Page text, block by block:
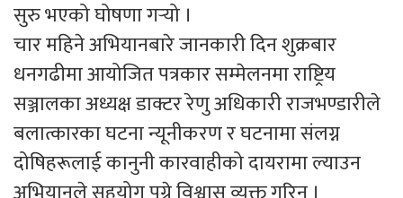
सुरु भएको घोषणा गर्‍यो ।
चार महिने अभियानबारे जानकारी दिन शुक्रबार
धनगढीमा आयोजित पत्रकार सम्मेलनमा राष्ट्रिय
सञ्जालका अध्यक्ष डाक्टर रेणु अधिकारी राजभण्डारीले
बलात्कारका घटना न्यूनीकरण र घटनामा संलग्न
दोषिहरूलाई कानुनी कारवाहीको दायरामा ल्याउन